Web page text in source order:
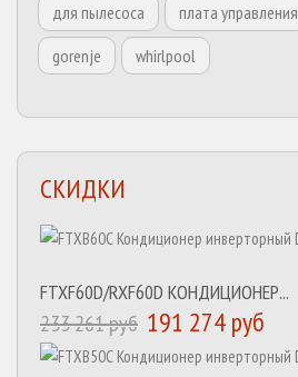
для пылесоса
плата управления
gorenje
whirlpool
СКИДКИ
FTXF60D/RXF60D КОНДИЦИОНЕР...
233 261 руб 191 274 руб